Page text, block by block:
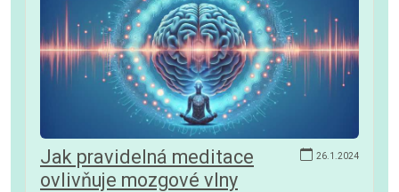
26.1.2024
Jak pravidelná meditace
ovlivňuje mozgové vlny